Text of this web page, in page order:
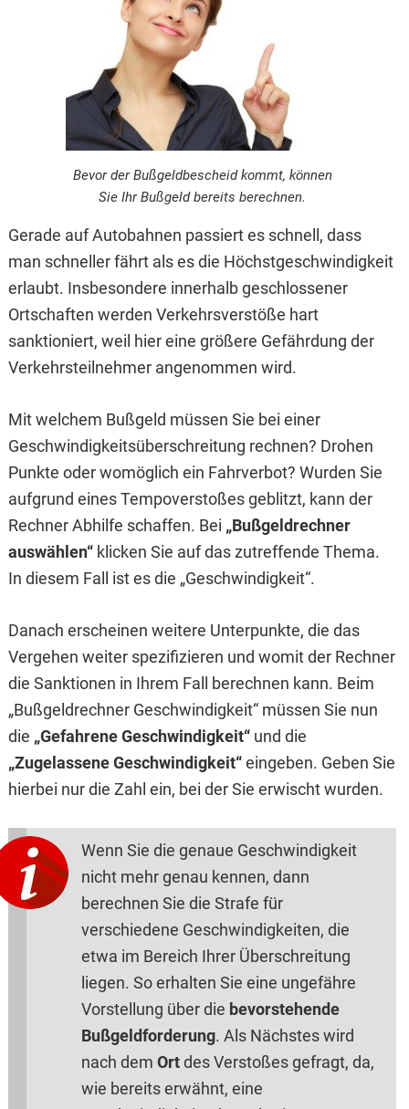
Bevor der Bußgeldbescheid kommt, können
Sie Ihr Bußgeld bereits berechnen.
Gerade auf Autobahnen passiert es schnell, dass
man schneller fährt als es die Höchstgeschwindigkeit
erlaubt. Insbesondere innerhalb geschlossener
Ortschaften werden Verkehrsverstöße hart
sanktioniert, weil hier eine größere Gefährdung der
Verkehrsteilnehmer angenommen wird.
Mit welchem Bußgeld müssen Sie bei einer
Geschwin­digkeits­überschreitung rechnen? Drohen
Punkte oder womöglich ein Fahrverbot? Wurden Sie
aufgrund eines Tempoverstoßes geblitzt, kann der
Rechner Abhilfe schaffen. Bei „Bußgeldrechner
auswählen“klicken Sie auf das zutreffende Thema.
In diesem Fall ist es die „Geschwindigkeit“.
Danach erscheinen weitere Unterpunkte, die das
Vergehen weiter spezifizieren und womit der Rechner
die Sanktionen in Ihrem Fall berechnen kann. Beim
„Bußgeldrechner Geschwindigkeit“ müssen Sie nun
die „Gefahrene Geschwindigkeit“und die
„Zugelassene Geschwindigkeit“eingeben. Geben Sie
hierbei nur die Zahl ein, bei der Sie erwischt wurden.
Wenn Sie die genaue Geschwindigkeit
nicht mehr genau kennen, dann
berechnen Sie die Strafe für
verschiedene Geschwindigkeiten, die
etwa im Bereich Ihrer Überschreitung
liegen. So erhalten Sie eine ungefähre
Vorstellung über die bevorstehende
Bußgeldforderung. Als Nächstes wird
nach dem Ortdes Verstoßes gefragt, da,
wie bereits erwähnt, eine